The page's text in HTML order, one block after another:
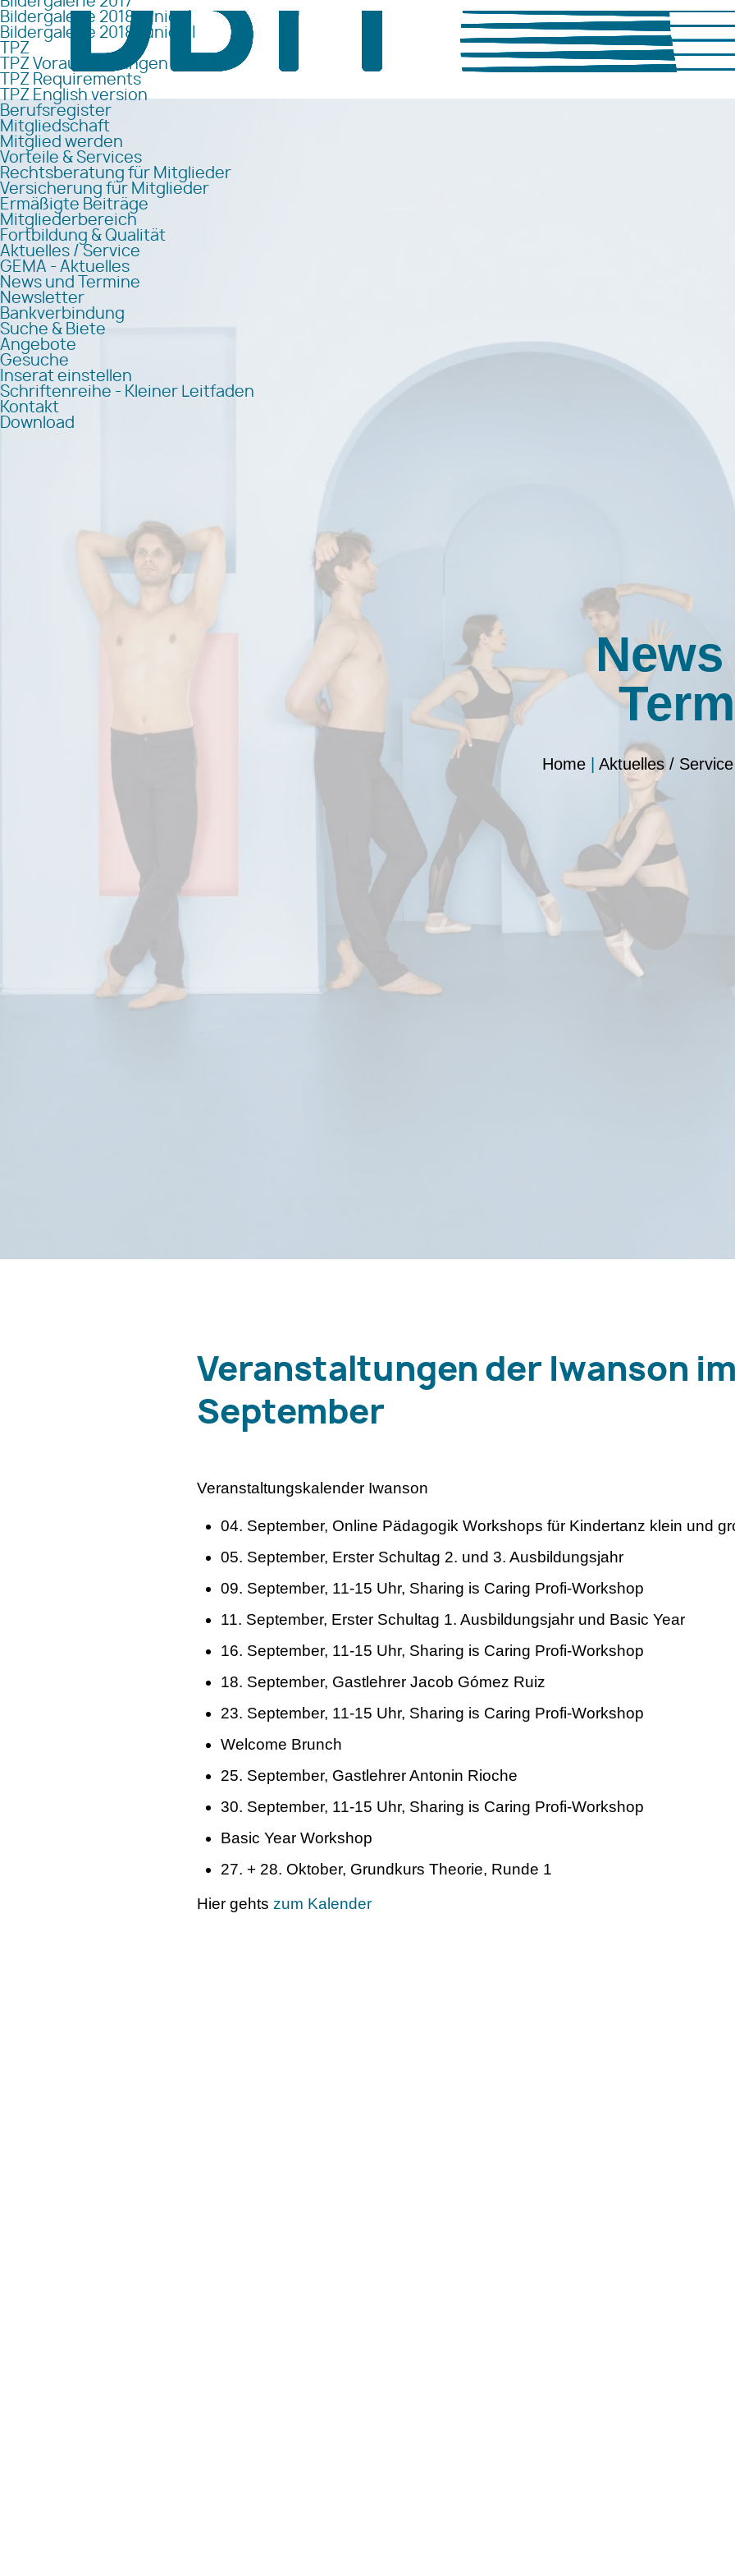
Bildergalerie 2018 Junior I
Bildergalerie 2018 Junior II
TPZ
TPZ Voraussetzungen
TPZ Requirements
TPZ English version
Berufsregister
Mitgliedschaft
Mitglied werden
Vorteile & Services
Rechtsberatung für Mitglieder
Versicherung für Mitglieder
Ermäßigte Beiträge
Mitgliederbereich
Fortbildung & Qualität
Aktuelles / Service
GEMA - Aktuelles
News und Termine
Newsletter
Bankverbindung
Suche & Biete
Angebote
Gesuche
Inserat einstellen
Schriftenreihe - Kleiner Leitfaden
Kontakt
Download
Home| Aktuelles / Service
Veranstaltungen der Iwanson
September
Veranstaltungskalender Iwanson
04. September, Online Pädagogik Workshops für Kindertanz klein und
05. September, Erster Schultag 2. und 3. Ausbildungsjahr
09. September, 11-15 Uhr, Sharing is Caring Profi-Workshop
11. September, Erster Schultag 1. Ausbildungsjahr und Basic Year
16. September, 11-15 Uhr, Sharing is Caring Profi-Workshop
18. September, Gastlehrer Jacob Gómez Ruiz
23. September, 11-15 Uhr, Sharing is Caring Profi-Workshop
Welcome Brunch
25. September, Gastlehrer Antonin Rioche
30. September, 11-15 Uhr, Sharing is Caring Profi-Workshop
Basic Year Workshop
27. + 28. Oktober, Grundkurs Theorie, Runde 1
Hier gehts zum Kalender